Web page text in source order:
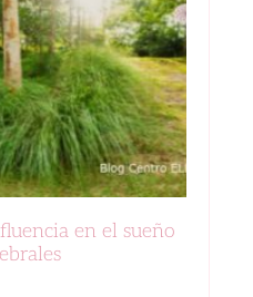
en el sueño